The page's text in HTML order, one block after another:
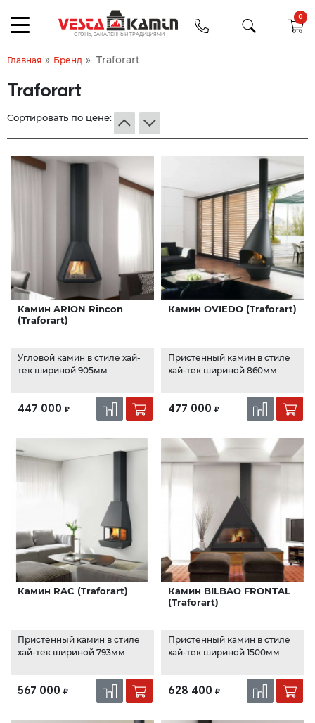
0
Главная » Бренд » Traforart
Traforart
Сортировать по цене:
Камин ARION Rincon
(Traforart)
Угловой камин в стиле хай-
тек шириной 905мм
447 000 ₽
Камин OVIEDO (Traforart)
Пристенный камин в стиле
хай-тек шириной 860мм
477 000 ₽
Камин RAC (Traforart)
Пристенный камин в стиле
хай-тек шириной 793мм
567 000 ₽
Камин BILBAO FRONTAL
(Traforart)
Пристенный камин в стиле
хай-тек шириной 1500мм
628 400 ₽